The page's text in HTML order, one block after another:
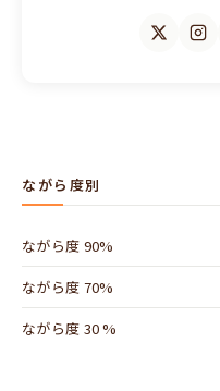
ながら度別
ながら度 90%
ながら度 70%
ながら度 30 %